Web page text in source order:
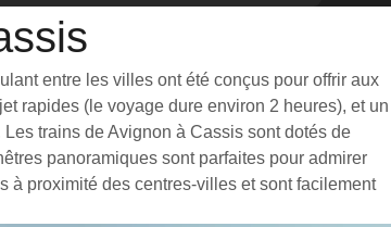
entre les villes ont été conçus pour offrir aux
rapides (le voyage dure environ 2 heures), et un
trains de Avignon à Cassis sont dotés de
panoramiques sont parfaites pour admirer
à proximité des centres-villes et sont facilement